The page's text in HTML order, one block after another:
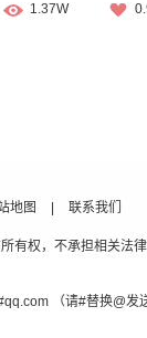
1.37W
地图 联系我们
权，不承担相关法
（请#替换@发